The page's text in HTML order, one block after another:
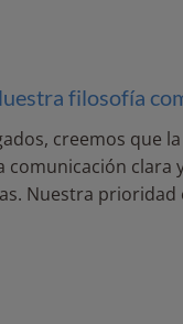
filosofía
creemos que
comunicación clara
Nuestra